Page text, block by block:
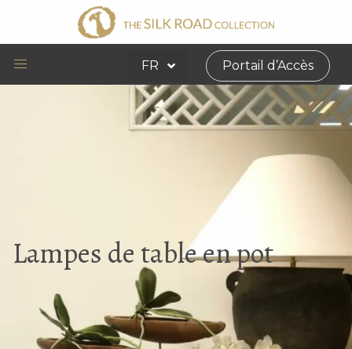
FR Portail d’Accès
Lampes de table en pot